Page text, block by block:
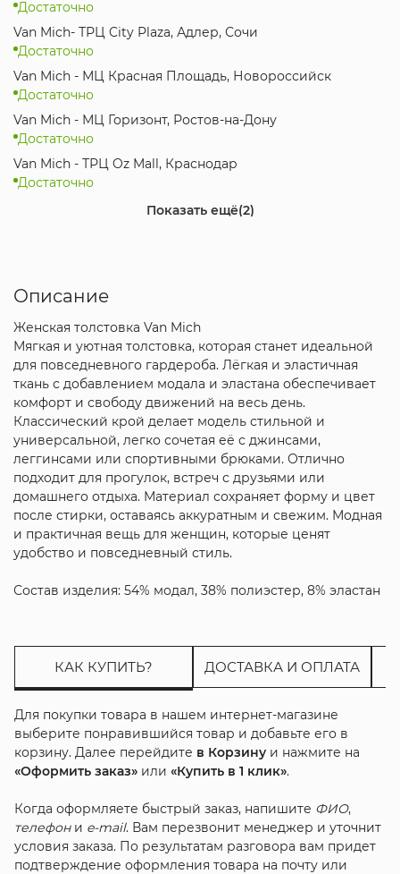
Достаточно
Van Mich- ТРЦ City Plaza, Адлер, Сочи
Достаточно
Van Mich - МЦ Красная Площадь, Новороссийск
Достаточно
Van Mich - МЦ Горизонт, Ростов-на-Дону
Достаточно
Van Mich - ТРЦ Oz Mall, Краснодар
Достаточно
SPBrand - Мегамаг, Ростов-на-Дону
Показать ещё(2)
Описание
Женская толстовка Van Mich
Мягкая и уютная толстовка, которая станет идеальной
для повседневного гардероба. Лёгкая и эластичная
ткань с добавлением модала и эластана обеспечивает
комфорт и свободу движений на весь день.
Классический крой делает модель стильной и
универсальной, легко сочетая её с джинсами,
леггинсами или спортивными брюками. Отлично
подходит для прогулок, встреч с друзьями или
домашнего отдыха. Материал сохраняет форму и цвет
после стирки, оставаясь аккуратным и свежим. Модная
и практичная вещь для женщин, которые ценят
удобство и повседневный стиль.
Состав изделия: 54% модал, 38% полиэстер, 8% эластан
КАК КУПИТЬ? ДОСТАВКА И ОПЛАТА
Для покупки товара в нашем интернет-магазине
выберите понравившийся товар и добавьте его в
корзину. Далее перейдите в Корзинуи нажмите на
«Оформить заказ»или «Купить в 1 клик».
Когда оформляете быстрый заказ, напишите ФИО,
телефони e-mail. Вам перезвонит менеджер и уточнит
условия заказа. По результатам разговора вам придет
подтверждение оформления товара на почту или